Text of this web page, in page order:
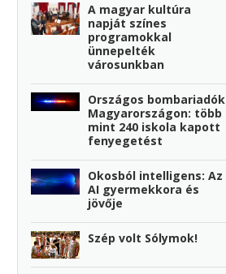
A magyar kultúra
napját színes
programokkal
ünnepelték
városunkban
Országos bombariadók
Magyarországon: több
mint 240 iskola kapott
fenyegetést
Okosból intelligens: Az
AI gyermekkora és
jövője
Szép volt Sólymok!